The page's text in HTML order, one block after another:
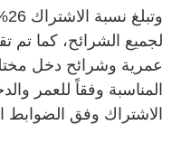
لجميع الشرائح، كما تم
عمرية وشرائح دخل
المناسبة وفقاً للعمر
الاشتراك وفق الضوابط